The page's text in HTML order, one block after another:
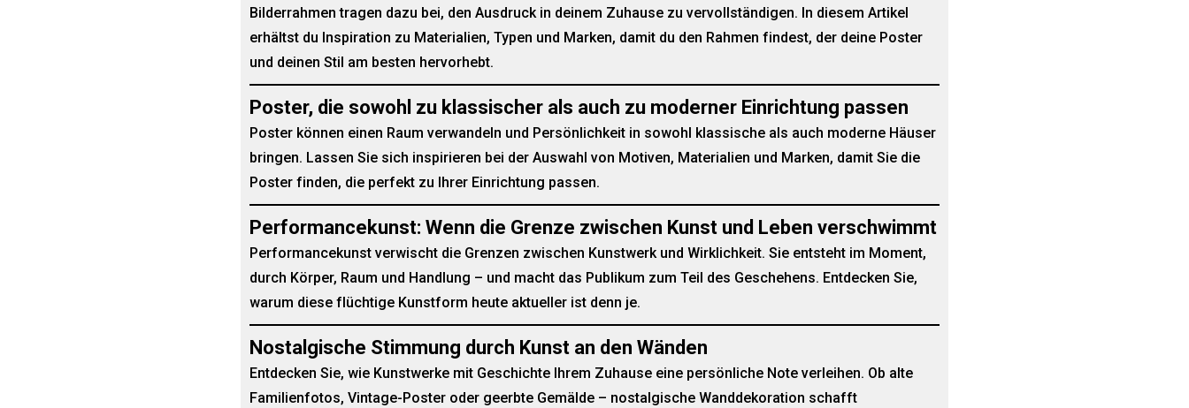
Bilderrahmen tragen dazu bei, den Ausdruck in deinem Zuhause zu vervollständigen. In diesem Artikel
erhältst du Inspiration zu Materialien, Typen und Marken, damit du den Rahmen findest, der deine Poster
und deinen Stil am besten hervorhebt.
Poster, die sowohl zu klassischer als auch zu moderner Einrichtung passen
Poster können einen Raum verwandeln und Persönlichkeit in sowohl klassische als auch moderne Häuser
bringen. Lassen Sie sich inspirieren bei der Auswahl von Motiven, Materialien und Marken, damit Sie die
Poster finden, die perfekt zu Ihrer Einrichtung passen.
Performancekunst: Wenn die Grenze zwischen Kunst und Leben verschwimmt
Performancekunst verwischt die Grenzen zwischen Kunstwerk und Wirklichkeit. Sie entsteht im Moment,
durch Körper, Raum und Handlung – und macht das Publikum zum Teil des Geschehens. Entdecken Sie,
warum diese flüchtige Kunstform heute aktueller ist denn je.
Nostalgische Stimmung durch Kunst an den Wänden
Entdecken Sie, wie Kunstwerke mit Geschichte Ihrem Zuhause eine persönliche Note verleihen. Ob alte
Familienfotos, Vintage-Poster oder geerbte Gemälde – nostalgische Wanddekoration schafft